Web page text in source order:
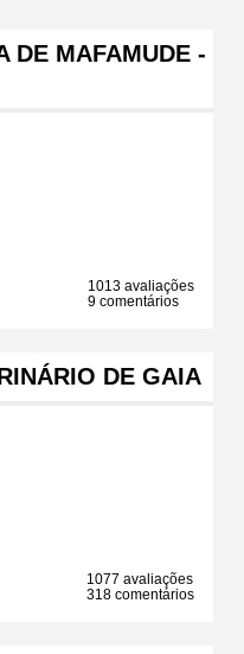
DE MAFAMUDE -
1013 avaliações
9 comentários
DE GAIA
1077 avaliações
318 comentários